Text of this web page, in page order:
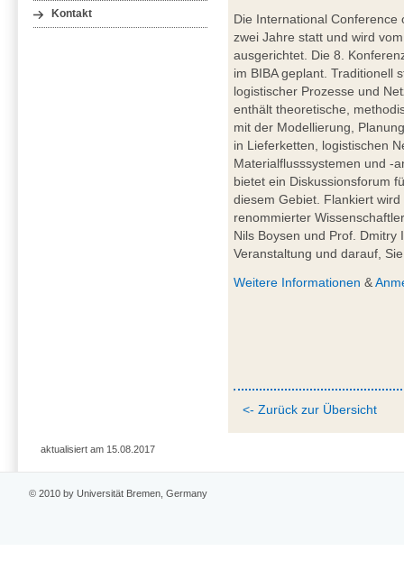
Kontakt
Die International Conference
zwei Jahre statt und wird
ausgerichtet. Die 8.
im BIBA geplant. Traditionell
logistischer Prozesse und
enthält theoretische,
mit der Modellierung,
in Lieferketten, logistischen
Materialflusssystemen und -
bietet ein Diskussionsforum
diesem Gebiet. Flankiert
renommierter
Nils Boysen und Prof.
Veranstaltung und darauf,
Weitere Informationen &
<- Zurück zur Übersicht
aktualisiert am 15.08.2017
© 2010 by Universität Bremen, Germany